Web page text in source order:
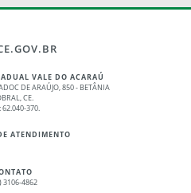
VALE DO ACARAÚ
DE ARAÚJO, 850 - BETÂNIA
CE.
62.040-370.
ATENDIMENTO
3106-4862